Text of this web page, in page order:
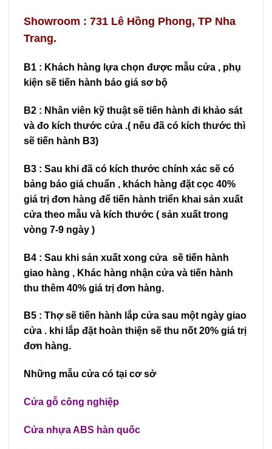
Showroom : 731 Lê Hồng Phong, TP Nha
Trang.
B1 : Khách hàng lựa chọn được mẫu cửa , phụ
kiện sẽ tiến hành báo giá sơ bộ
B2 : Nhân viên kỹ thuật sẽ tiến hành đi khảo sát
và đo kích thước cửa .( nếu đã có kích thước thì
sẽ tiến hành B3)
B3 : Sau khi đã có kích thước chính xác sẽ có
bảng báo giá chuẩn , khách hàng đặt cọc 40%
giá trị đơn hàng để tiến hành triển khai sản xuất
cửa theo mẫu và kích thước ( sản xuất trong
vòng 7-9 ngày )
B4 : Sau khi sản xuất xong cửa sẽ tiến hành
giao hàng , Khác hàng nhận cửa và tiến hành
thu thêm 40% giá trị đơn hàng.
B5 : Thợ sẽ tiến hành lắp cửa sau một ngày giao
cửa . khi lắp đặt hoàn thiện sẽ thu nốt 20% giá trị
đơn hàng.
Những mẫu cửa có tại cơ sở
Cửa gỗ công nghiệp
Cửa nhựa ABS hàn quốc